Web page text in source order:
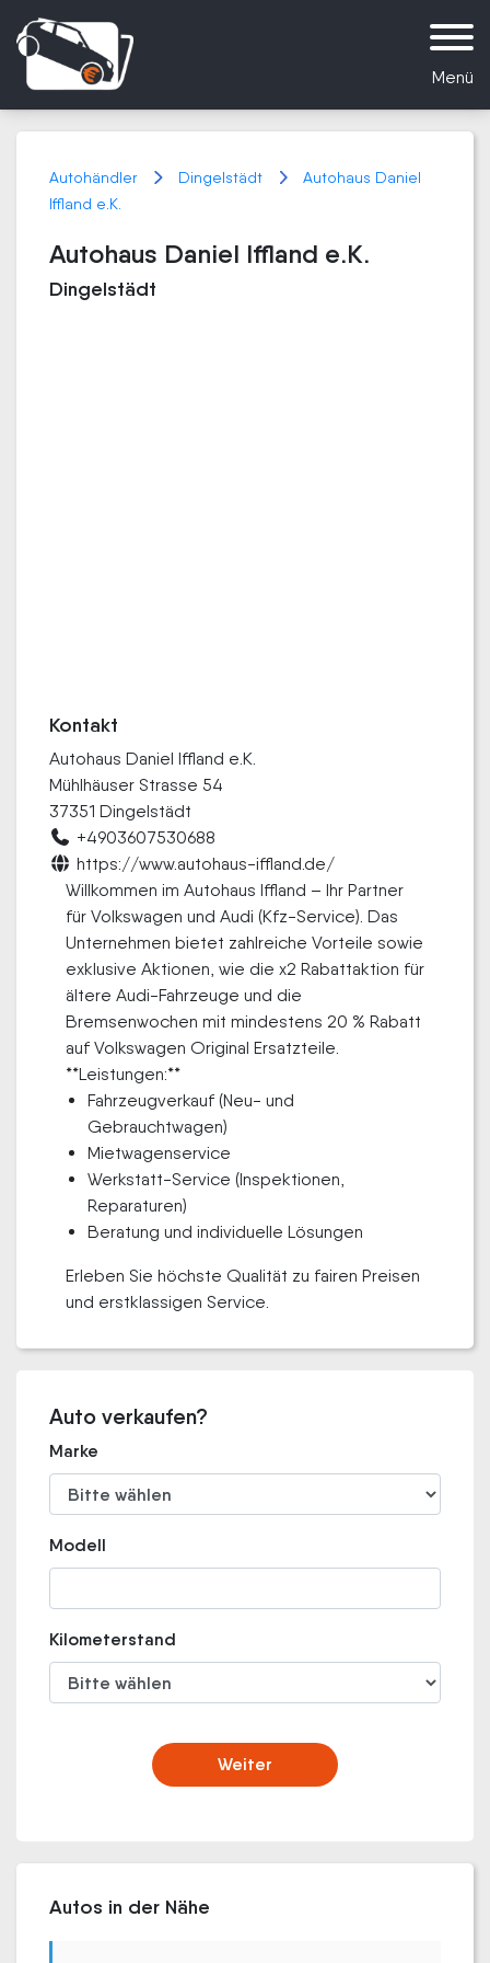
Menü
Autohändler Dingelstädt
Autohaus Daniel
Iffland e.K.
Autohaus Daniel Iffland e.K.
Dingelstädt
Kontakt
Autohaus Daniel Iffland e.K.
Mühlhäuser Strasse 54
37351 Dingelstädt
+4903607530688
https://www.autohaus-iffland.de/
Willkommen im Autohaus Iffland – Ihr Partner
für Volkswagen und Audi (Kfz-Service). Das
Unternehmen bietet zahlreiche Vorteile sowie
exklusive Aktionen, wie die x2 Rabattaktion für
ältere Audi-Fahrzeuge und die
Bremsenwochen mit mindestens 20 % Rabatt
auf Volkswagen Original Ersatzteile.
**Leistungen:**
Fahrzeugverkauf (Neu- und
Gebrauchtwagen)
Mietwagenservice
Werkstatt-Service (Inspektionen,
Reparaturen)
Beratung und individuelle Lösungen
Erleben Sie höchste Qualität zu fairen Preisen
und erstklassigen Service.
Auto verkaufen?
Marke
Modell
Kilometerstand
Weiter
Autos in der Nähe